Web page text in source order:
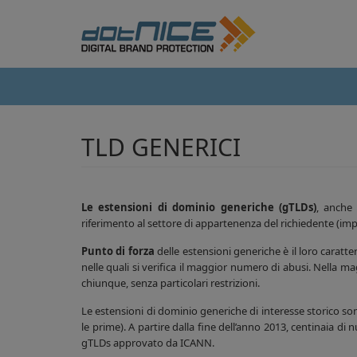
TLD GENERICI
Le estensioni di dominio generiche (gTLDs),
riferimento al settore di appartenenza del richiedente
Punto di forza delle estensioni generiche è il loro
nelle quali si verifica il maggior numero di abusi. Nella
chiunque, senza particolari restrizioni.
Le estensioni di dominio generiche di interesse storico
le prime). A partire dalla fine dell’anno 2013, centinaia
gTLDs approvato da ICANN.